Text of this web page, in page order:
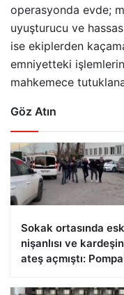
operasyonda evde;
uyuşturucu ve
ise ekiplerden
emniyetteki
mahkemece
Göz Atın
Sokak ortasında
nişanlısı ve
ateş açmıştı: